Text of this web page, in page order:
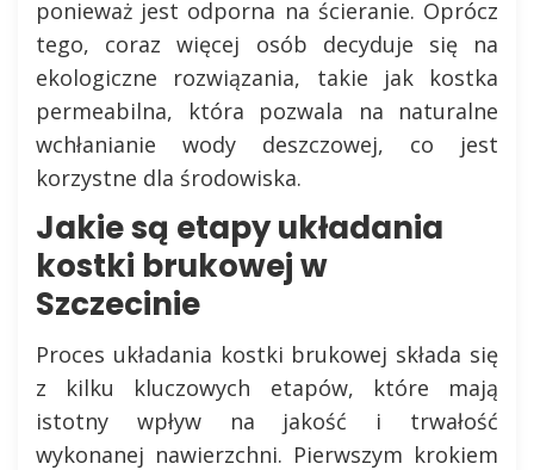
ponieważ jest odporna na ścieranie. Oprócz
tego, coraz więcej osób decyduje się na
ekologiczne rozwiązania, takie jak kostka
permeabilna, która pozwala na naturalne
wchłanianie wody deszczowej, co jest
korzystne dla środowiska.
Jakie są etapy układania
kostki brukowej w
Szczecinie
Proces układania kostki brukowej składa się
z kilku kluczowych etapów, które mają
istotny wpływ na jakość i trwałość
wykonanej nawierzchni. Pierwszym krokiem